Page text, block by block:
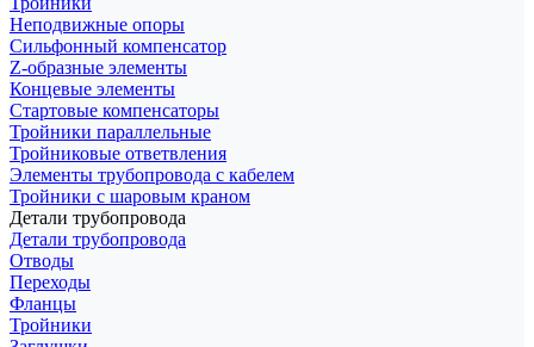
Неподвижные опоры
Cильфонный компенсатор
Z-образные элементы
Концевые элементы
Стартовые компенсаторы
Тройники параллельные
Тройниковые ответвления
Элементы трубопровода с кабелем
Тройники с шаровым краном
Детали трубопровода
Детали трубопровода
Отводы
Переходы
Фланцы
Тройники